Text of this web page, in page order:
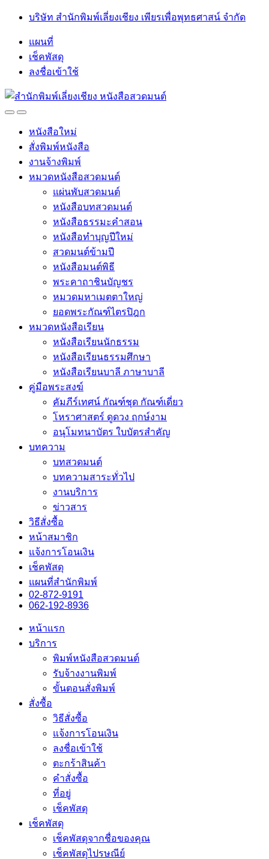
Skip
navigation
Skip
บริษัท สำนักพิมพ์เลี่ยงเชียง เพียรเพื่อพุทธศาสน์ จำกัด
แผนที่
เช็คพัสดุ
ลงชื่อเข้าใช้
OpenClose
หนังสือใหม่
สั่งพิมพ์หนังสือ
งานจ้างพิมพ์
หมวดหนังสือสวดมนต์
แผ่นพับสวดมนต์
หนังสือบทสวดมนต์
หนังสือธรรมะคำสอน
หนังสือทำบุญปีใหม่
สวดมนต์ข้ามปี
หนังสือมนต์พิธี
พระคาถาชินบัญชร
หมวดมหาเมตตาใหญ่
ยอดพระกัณฑ์ไตรปิฎก
หมวดหนังสือเรียน
หนังสือเรียนนักธรรม
หนังสือเรียนธรรมศึกษา
หนังสือเรียนบาลี ภาษาบาลี
คู่มือพระสงฆ์
คัมภีร์เทศน์ กัณฑ์ชุด กัณฑ์เดี่ยว
โหราศาสตร์ ดูดวง ฤกษ์งาม
อนุโมทนาบัตร ใบบัตรสำคัญ
บทความ
บทสวดมนต์
บทความสาระทั่วไป
งานบริการ
ข่าวสาร
วิธีสั่งซื้อ
หน้าสมาชิก
แจ้งการโอนเงิน
เช็คพัสดุ
แผนที่สำนักพิมพ์
02-872-9191
062-192-8936
หน้าแรก
บริการ
พิมพ์หนังสือสวดมนต์
รับจ้างงานพิมพ์
ขั้นตอนสั่งพิมพ์
สั่งซื้อ
วิธีสั่งซื้อ
แจ้งการโอนเงิน
ลงชื่อเข้าใช้
ตะกร้าสินค้า
คำสั่งซื้อ
ที่อยู่
เช็คพัสดุ
เช็คพัสดุ
เช็คพัสดุจากชื่อของคุณ
เช็คพัสดุไปรษณีย์